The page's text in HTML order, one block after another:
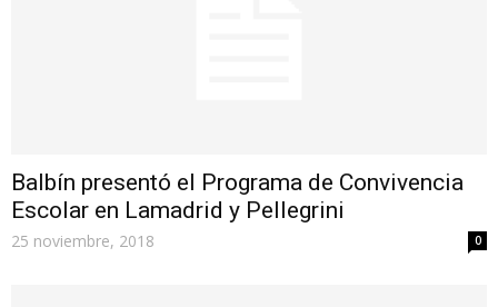
Balbín presentó el Programa de Convivencia
Escolar en Lamadrid y Pellegrini
25 noviembre, 2018 0